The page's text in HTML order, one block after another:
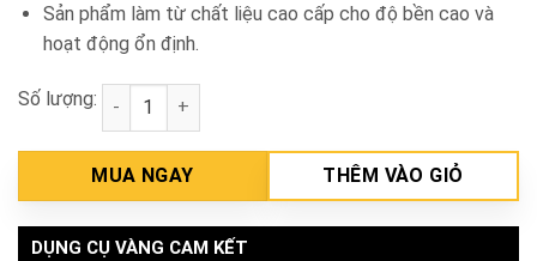
Sản phẩm làm từ chất liệu cao cấp cho độ bền cao và
hoạt động ổn định.
Số lượng: Máy phát điện xăng Total TP130005 số lượng
MUA NGAY THÊM VÀO GIỎ
DỤNG CỤ VÀNG CAM KẾT